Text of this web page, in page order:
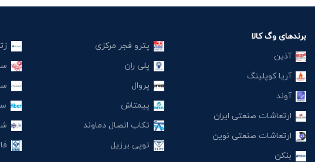
برندهای وگ کالا
آذین
آریا کوپلینگ
آوند
ارتعاشات صنعتی ایران
ارتعاشات صنعتی نوین
بنکن
پترو فجر مرکزی
پلی ران
پروال
پیمتاش
تکاب اتصال دماوند
توپی برزیل